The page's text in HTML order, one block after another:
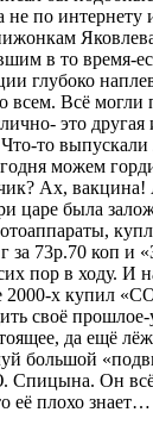
по интернету
в то время-
глубоко
всем. Всё могли
это другая
то
можем
Ах, вакцина!
царе была
за 73р.70 коп и
пор в ходу. И
2000-х купил
своё прошлое-
да ещё
большой
Он всё
её плохо знает…